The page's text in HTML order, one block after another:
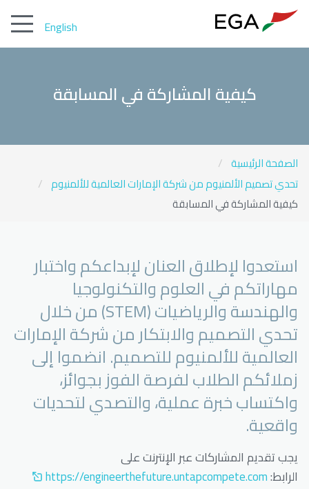
English
كيفية المشاركة في المسابقة
الصفحة الرئيسية
تحدي تصميم الألمنيوم من شركة الإمارات العالمية للألمنيوم
كيفية المشاركة في المسابقة
استعدوا لإطلاق العنان لإبداعكم واختبار
مهاراتكم في العلوم والتكنولوجيا
والهندسة والرياضيات (STEM) من خلال
تحدي التصميم والابتكار من شركة الإمارات
العالمية للألمنيوم للتصميم. انضموا إلى
زملائكم الطلاب لفرصة الفوز بجوائز،
واكتساب خبرة عملية، والتصدي لتحديات
واقعية.
يجب تقديم المشاركات عبر الإنترنت على
الرابط:https://engineerthefuture.untapcompete.com